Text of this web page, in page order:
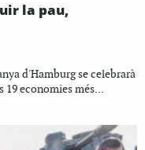
la pau,
d'Hamburg se celebrarà
19 economies més...